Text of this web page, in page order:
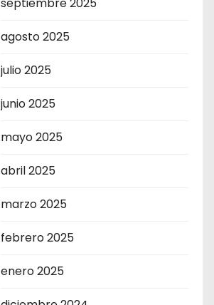
agosto 2025
julio 2025
junio 2025
mayo 2025
abril 2025
marzo 2025
febrero 2025
enero 2025